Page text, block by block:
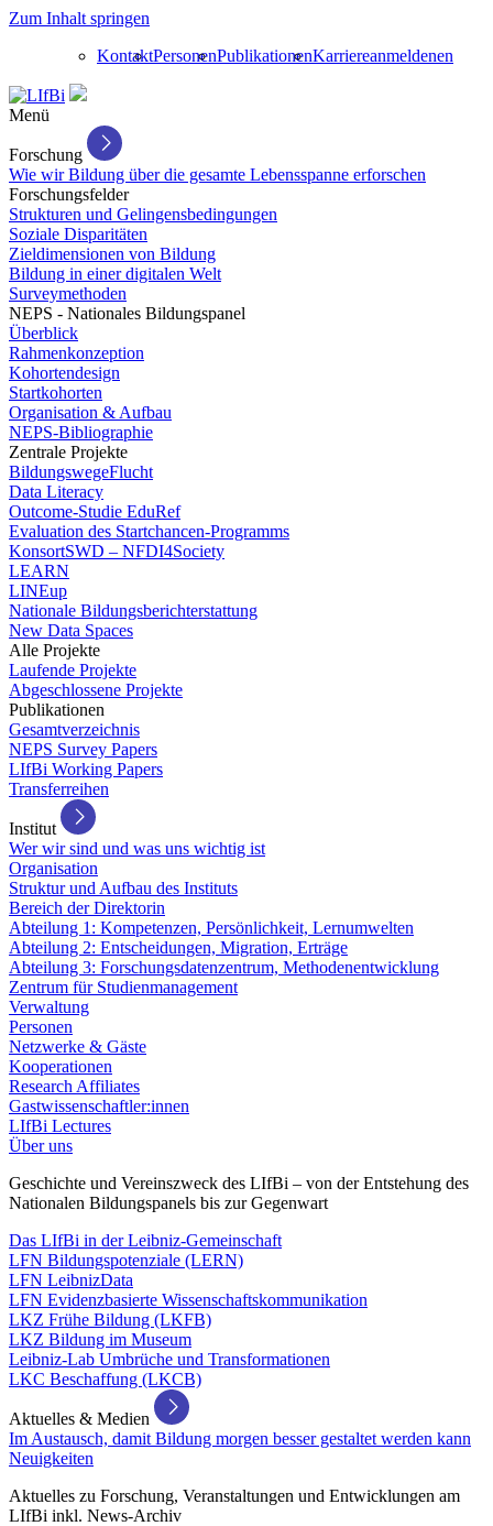
Zum Inhalt springen
KontaktPersonenPublikationenKarriereanmeldenen
Menü
Forschung
Wie wir Bildung über die gesamte Lebensspanne erforschen
Forschungsfelder
Strukturen und Gelingensbedingungen
Soziale Disparitäten
Zieldimensionen von Bildung
Bildung in einer digitalen Welt
Surveymethoden
NEPS - Nationales Bildungspanel
Überblick
Rahmenkonzeption
Kohortendesign
Startkohorten
Organisation & Aufbau
NEPS-Bibliographie
Zentrale Projekte
BildungswegeFlucht
Data Literacy
Outcome-Studie EduRef
Evaluation des Startchancen-Programms
KonsortSWD – NFDI4Society
LEARN
LINEup
Nationale Bildungsberichterstattung
New Data Spaces
Alle Projekte
Laufende Projekte
Abgeschlossene Projekte
Publikationen
Gesamtverzeichnis
NEPS Survey Papers
LIfBi Working Papers
Transferreihen
Institut
Wer wir sind und was uns wichtig ist
Organisation
Struktur und Aufbau des Instituts
Bereich der Direktorin
Abteilung 1: Kompetenzen, Persönlichkeit, Lernumwelten
Abteilung 2: Entscheidungen, Migration, Erträge
Abteilung 3: Forschungsdatenzentrum, Methodenentwicklung
Zentrum für Studienmanagement
Verwaltung
Personen
Netzwerke & Gäste
Kooperationen
Research Affiliates
Gastwissenschaftler:innen
LIfBi Lectures
Über uns
Geschichte und Vereinszweck des LIfBi – von der Entstehung des
Nationalen Bildungspanels bis zur Gegenwart
Das LIfBi in der Leibniz-Gemeinschaft
LFN Bildungspotenziale (LERN)
LFN LeibnizData
LFN Evidenzbasierte Wissenschaftskommunikation
LKZ Frühe Bildung (LKFB)
LKZ Bildung im Museum
Leibniz-Lab Umbrüche und Transformationen
LKC Beschaffung (LKCB)
Aktuelles & Medien
Im Austausch, damit Bildung morgen besser gestaltet werden kann
Neuigkeiten
Aktuelles zu Forschung, Veranstaltungen und Entwicklungen am
LIfBi inkl. News-Archiv